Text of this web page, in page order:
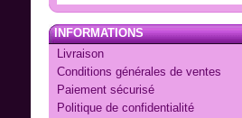
INFORMATIONS
Livraison
Conditions générales de ventes
Paiement sécurisé
Politique de confidentialité